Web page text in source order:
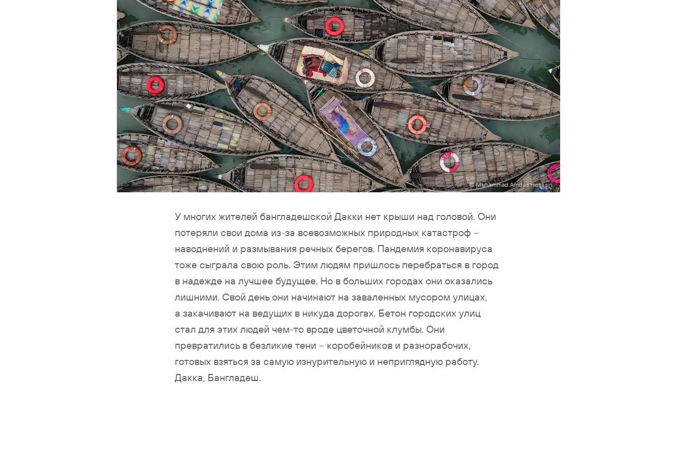
© Muhammad Amdad Hossain
У многих жителей бангладешской Дакки нет крыши над головой. Они
потеряли свои дома из-за всевозможных природных катастроф –
наводнений и размывания речных берегов. Пандемия коронавируса
тоже сыграла свою роль. Этим людям пришлось перебраться в город
в надежде на лучшее будущее. Но в больших городах они оказались
лишними. Свой день они начинают на заваленных мусором улицах,
а закачивают на ведущих в никуда дорогах. Бетон городских улиц
стал для этих людей чем-то вроде цветочной клумбы. Они
превратились в безликие тени – коробейников и разнорабочих,
готовых взяться за самую изнурительную и неприглядную работу.
Дакка, Бангладеш.